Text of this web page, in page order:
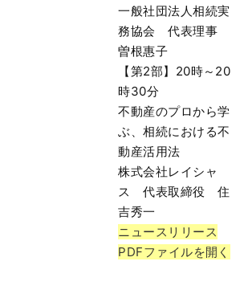
一般社団法人相続実
務協会 代表理事
曽根惠子
【第2部】20時～20
時30分
不動産のプロから学
ぶ、相続における不
動産活用法
株式会社レイシャ
ス 代表取締役 住
吉秀一
ニュースリリース
PDFファイルを開く